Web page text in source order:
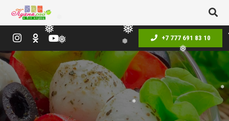
❅
❅
❅
❅ ❅ +7 777 691 83 10